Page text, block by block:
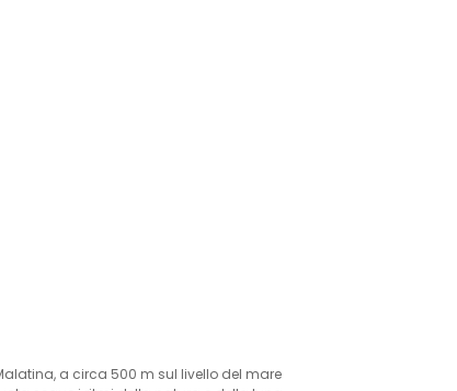
a circa 500 m sul livello del mare